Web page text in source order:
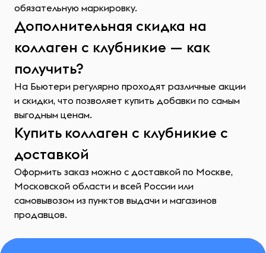
обязательную маркировку.
Дополнительная скидка на
коллаген с клубникие — как
получить?
На Бьютери регулярно проходят различные акции
и скидки, что позволяет купить добавки по самым
выгодным ценам.
Купить коллаген с клубникие с
доставкой
Оформить заказ можно с доставкой по Москве,
Московской области и всей России или
самовывозом из пунктов выдачи и магазинов
продавцов.